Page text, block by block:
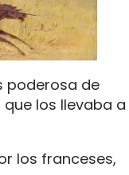
poderosa de
los llevaba a
los franceses,